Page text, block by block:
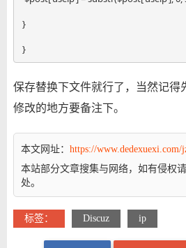
}
}
保存替换下文件就行了，当然记得
修改的地方要备注下。
本文网址： https://
本站部分文章搜集与网络，如有侵权
处。
标签： Discuz ip